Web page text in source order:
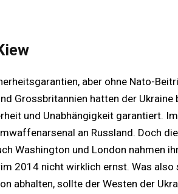
aber ohne Nato-
Grossbritannien hatten der
und Unabhängigkeit garantiert.
an Russland. Doch
Washington und London nahmen
2014 nicht wirklich ernst. Was also
abhalten, sollte der Westen der